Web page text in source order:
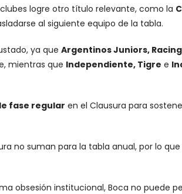
logre otro título relevante, como la
al siguiente equipo de la tabla.
ya que Argentinos Juniors, Racing
mientras que Independiente, Tigre e
fase regular en el Clausura para
no suman para la tabla anual, por lo
obsesión institucional, Boca no puede